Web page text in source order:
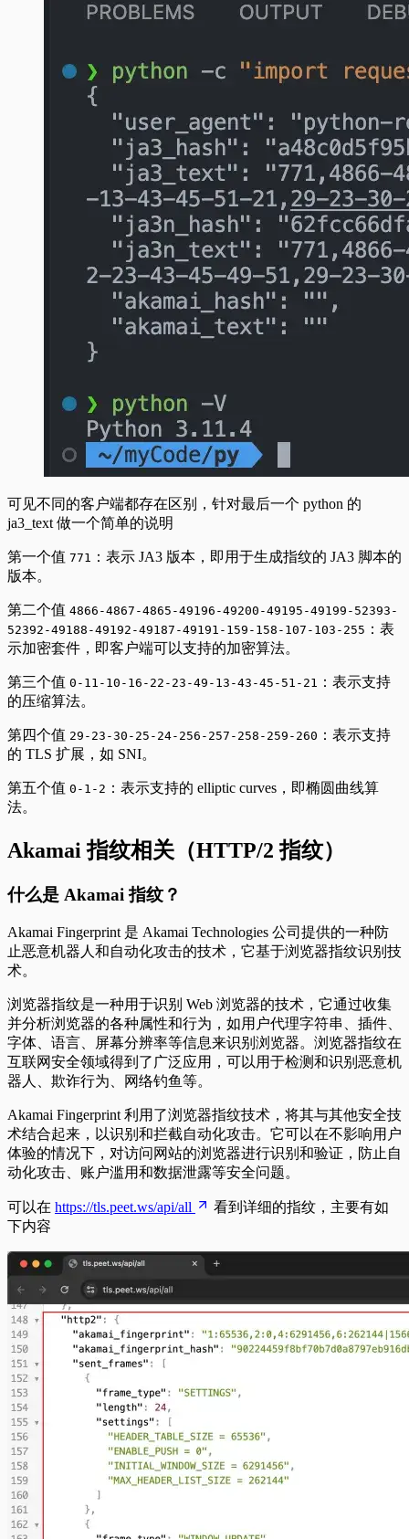
可见不同的客户端都存在区别，针对最后一个 python 的
ja3_text 做一个简单的说明
第一个值 771
：表示 JA3 版本，即用于生成指纹的 JA3 脚本的
版本。
第二个值 4866-4867-4865-49196-49200-49195-49199-52393-
52392-49188-49192-49187-49191-159-158-107-103-255 ：表
示加密套件，即客户端可以支持的加密算法。
第三个值 0-11-10-16-22-23-49-13-43-45-51-21
：表示支持
的压缩算法。
第四个值 29-23-30-25-24-256-257-258-259-260 ：表示支持
的 TLS 扩展，如 SNI。
第五个值 0-1-2 ：表示支持的 elliptic curves，即椭圆曲线算
法。
Akamai 指纹相关（HTTP/2 指纹）
什么是 Akamai 指纹？
Akamai Fingerprint 是 Akamai Technologies 公司提供的一种防
止恶意机器人和自动化攻击的技术，它基于浏览器指纹识别技
术。
浏览器指纹是一种用于识别 Web 浏览器的技术，它通过收集
并分析浏览器的各种属性和行为，如用户代理字符串、插件、
字体、语言、屏幕分辨率等信息来识别浏览器。浏览器指纹在
互联网安全领域得到了广泛应用，可以用于检测和识别恶意机
器人、欺诈行为、网络钓鱼等。
Akamai Fingerprint 利用了浏览器指纹技术，将其与其他安全技
术结合起来，以识别和拦截自动化攻击。它可以在不影响用户
体验的情况下，对访问网站的浏览器进行识别和验证，防止自
动化攻击、账户滥用和数据泄露等安全问题。
可以在 https://tls.peet.ws/api/all
看到详细的指纹，主要有如
下内容